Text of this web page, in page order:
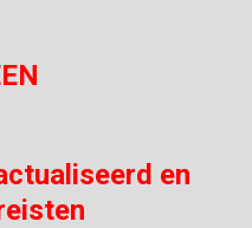
en